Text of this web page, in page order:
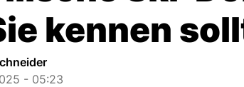
kennen
- 05:23